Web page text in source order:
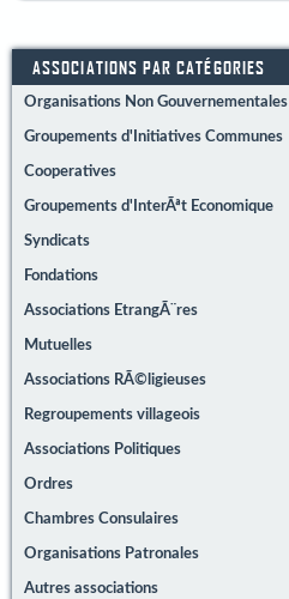
ASSOCIATIONS PAR CATÉGORIES
Organisations Non Gouvernementales
Groupements d'Initiatives Communes
Cooperatives
Groupements d'InterÃªt Economique
Syndicats
Fondations
Associations EtrangÃ¨res
Mutuelles
Associations RÃ©ligieuses
Regroupements villageois
Associations Politiques
Ordres
Chambres Consulaires
Organisations Patronales
Autres associations